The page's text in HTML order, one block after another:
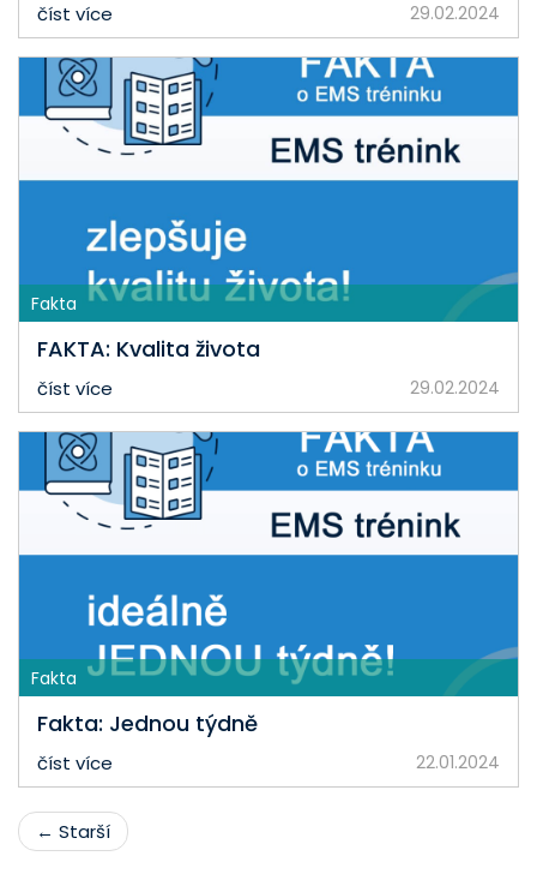
číst více 29.02.2024
Fakta
FAKTA: Kvalita života
číst více 29.02.2024
Fakta
Fakta: Jednou týdně
číst více 22.01.2024
← Starší